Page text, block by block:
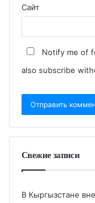
Сайт
Notify me of
also subscribe
Свежие записи
В Кыргызстане